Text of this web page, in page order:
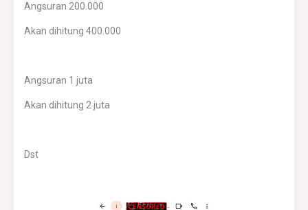
Angsuran 200.000
Akan dihitung 400.000
Angsuran 1 juta
Akan dihitung 2 juta
Dst